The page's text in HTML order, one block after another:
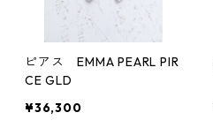
ピアス EMMA PEARL PIR
CE GLD
¥36,300